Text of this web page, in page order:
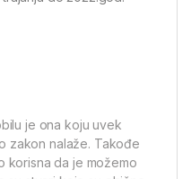
je ona koju uvek
zakon nalaže. Takođe
korisna da je možemo